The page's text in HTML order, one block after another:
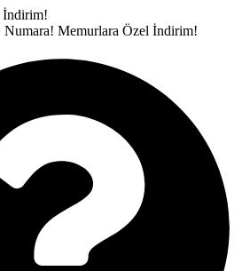
İndirim!
Numara! Memurlara Özel İndirim!